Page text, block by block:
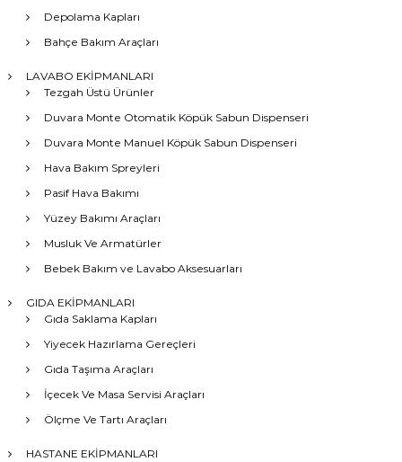
Depolama Kapları
Bahçe Bakım Araçları
LAVABO EKİPMANLARI
Tezgah Üstü Ürünler
Duvara Monte Otomatik Köpük Sabun Dispenseri
Duvara Monte Manuel Köpük Sabun Dispenseri
Hava Bakım Spreyleri
Pasif Hava Bakımı
Yüzey Bakımı Araçları
Musluk Ve Armatürler
Bebek Bakım ve Lavabo Aksesuarları
GIDA EKİPMANLARI
Gıda Saklama Kapları
Yiyecek Hazırlama Gereçleri
Gıda Taşıma Araçları
İçecek Ve Masa Servisi Araçları
Ölçme Ve Tartı Araçları
HASTANE EKİPMANLARI